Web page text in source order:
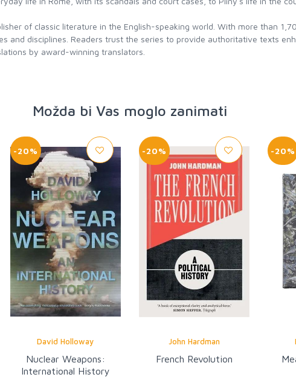
of classic literature in the English-speaking world. With more than
and disciplines. Readers trust the series to provide authoritative texts
by award-winning translators.
Možda bi Vas moglo zanimati
-20%
David Holloway
Nuclear Weapons:
International History
-20%
John Hardman
French Revolution
-20%